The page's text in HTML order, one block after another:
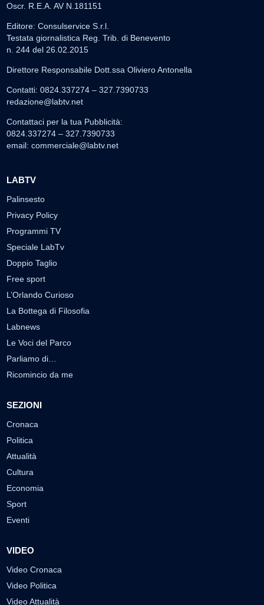
Oscr. R.E.A. AV N.181151
Editore: Consulservice S.r.l.
Testata giornalistica Reg. Trib. di Benevento
n. 244 del 26.02.2015
Direttore Responsabile Dott.ssa Oliviero Antonella
Contatti: 0824.337274 – 327.7390733
redazione@labtv.net
Contattaci per la tua Pubblicità:
0824.337274 – 327.7390733
email: commerciale@labtv.net
LABTV
Palinsesto
Privacy Policy
Programmi TV
Speciale LabTv
Doppio Taglio
Free sport
L’Orlando Curioso
La Bottega di Filosofia
Labnews
Le Voci del Parco
Parliamo di…
Ricomincio da me
SEZIONI
Cronaca
Politica
Attualità
Cultura
Economia
Sport
Eventi
VIDEO
Video Cronaca
Video Politica
Video Attualità